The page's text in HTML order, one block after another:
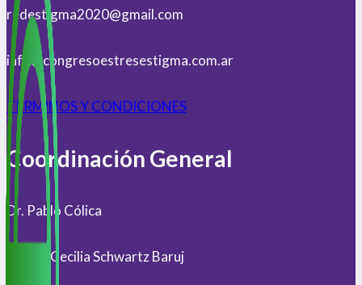
redestigma2020@gmail.com
info@congresoestresestigma.com.ar
TERMINOS Y CONDICIONES
Coordinación General
Dr. Pablo Cólica
Mgter. Cecilia Schwartz Baruj